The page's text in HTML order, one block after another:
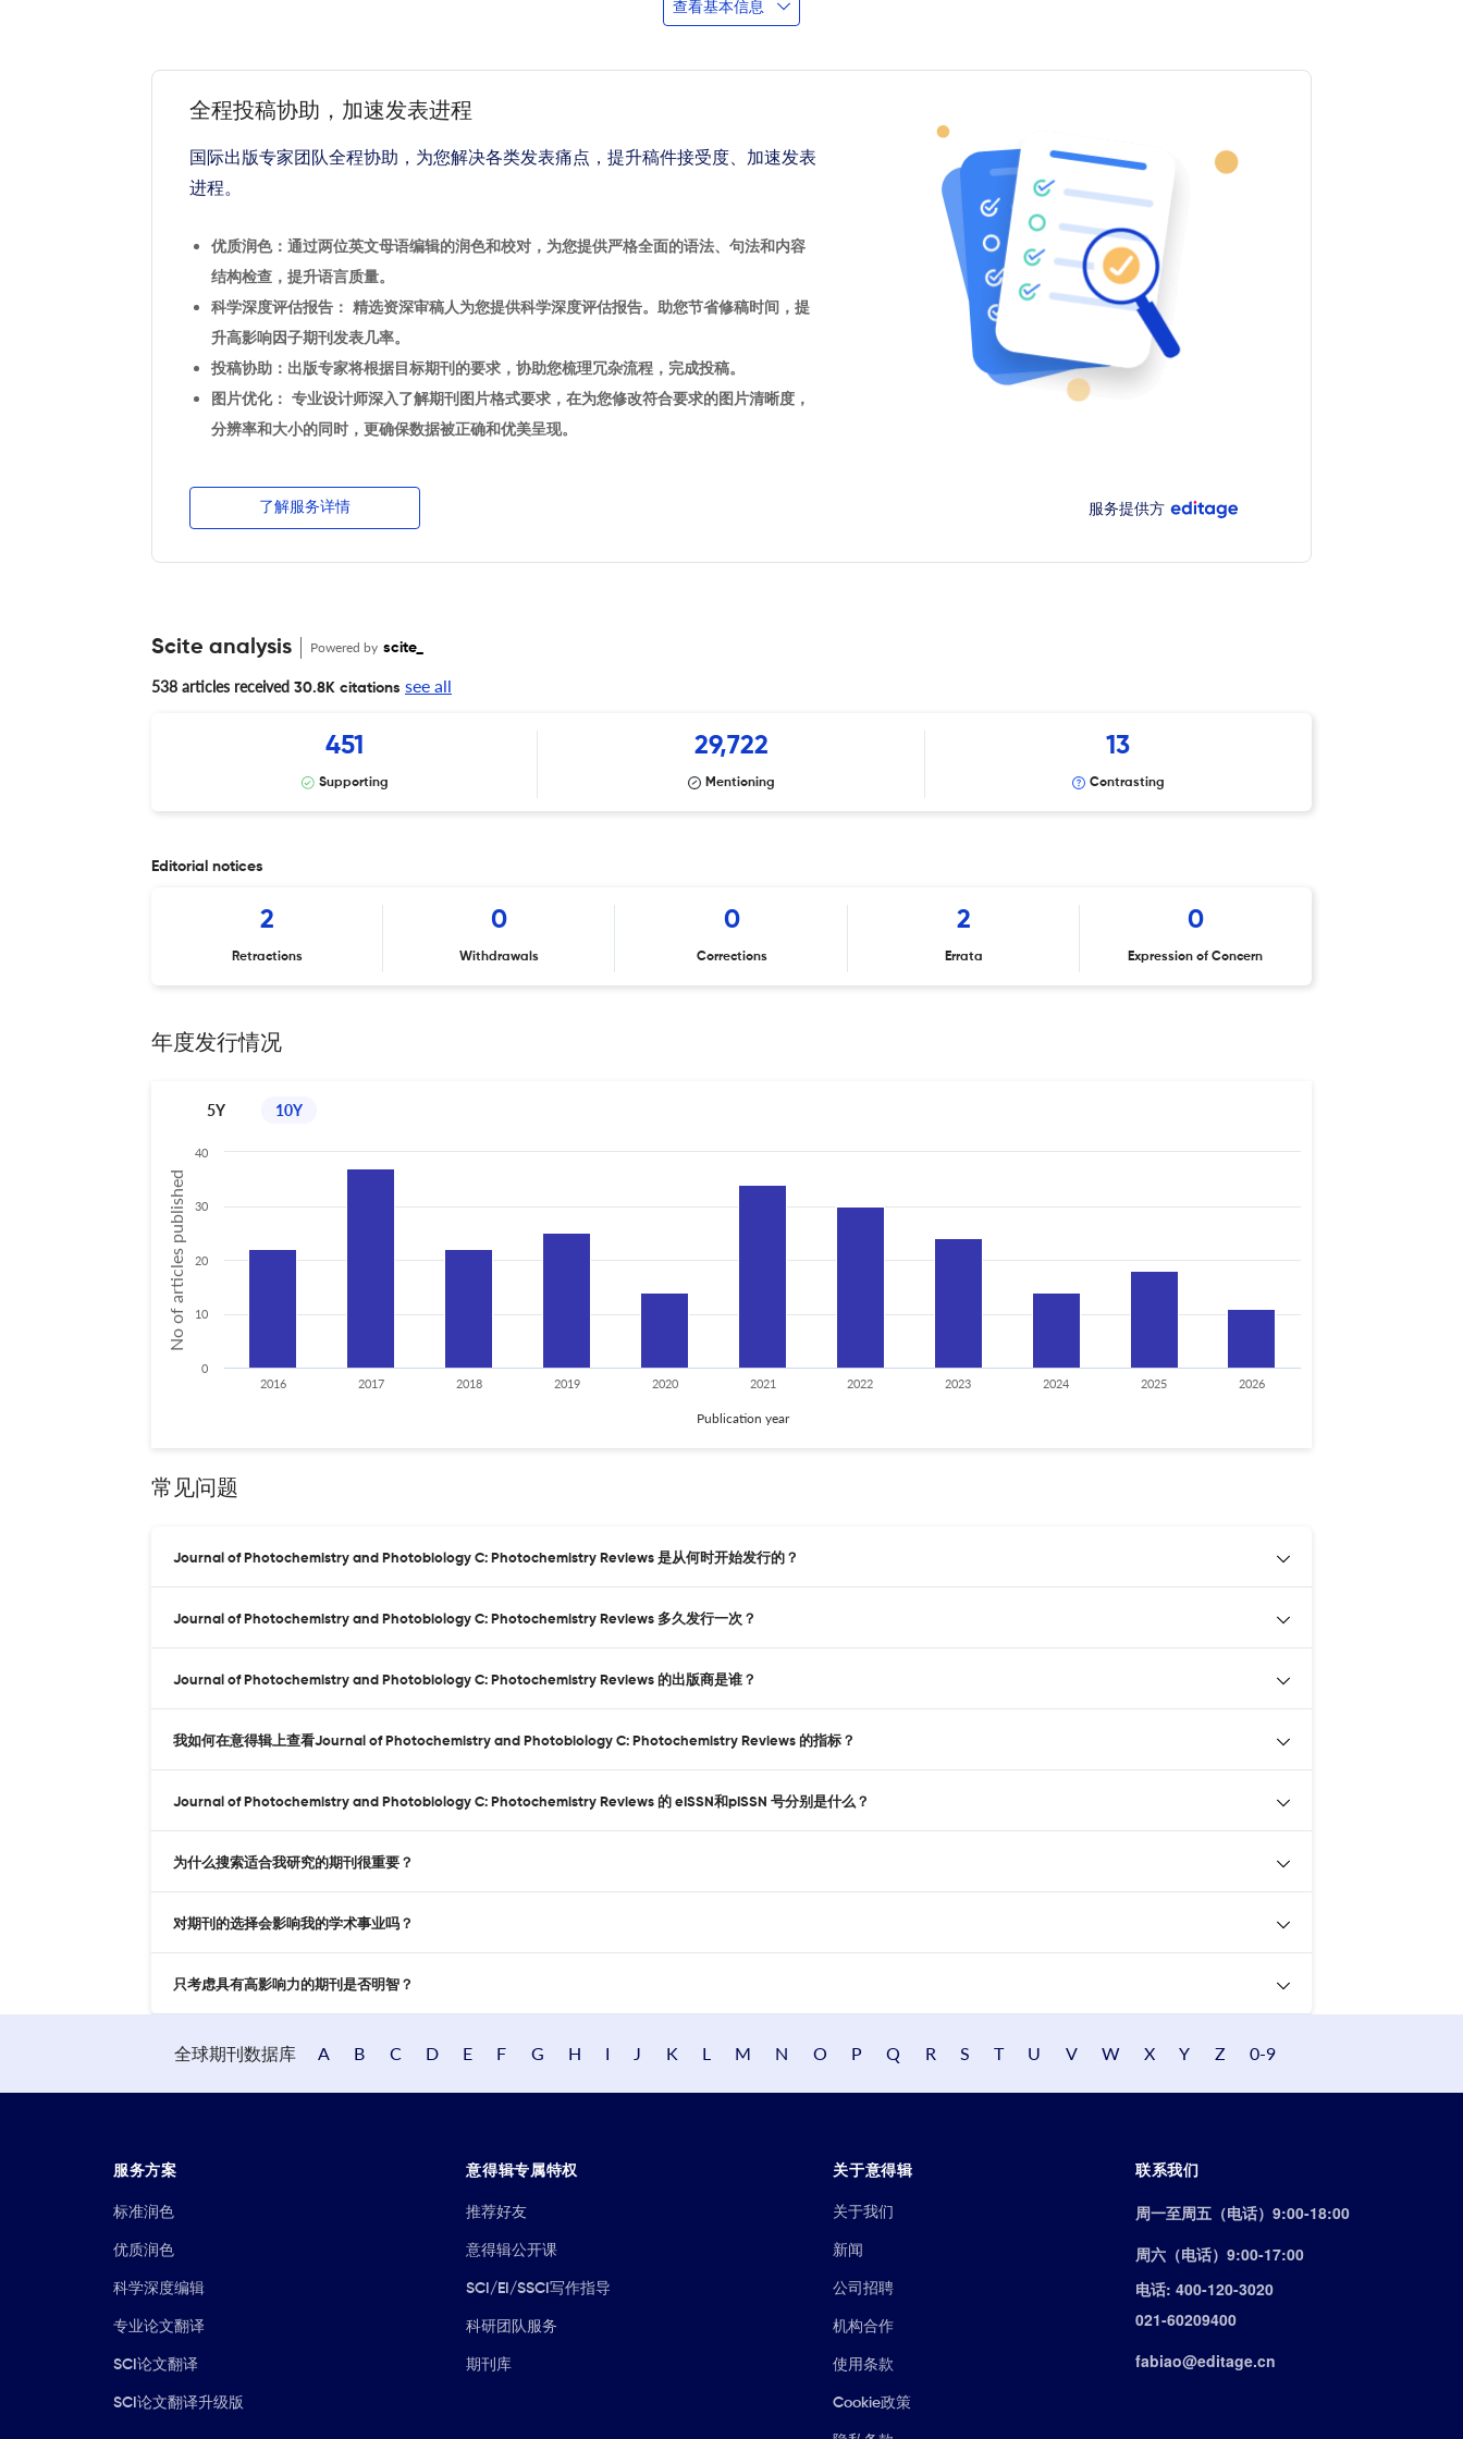
查看基本信息
全程投稿协助，加速发表进程
国际出版专家团队全程协助，为您解决各类发表痛点，提升稿件接受度、加速发表
进程。
优质润色：通过两位英文母语编辑的润色和校对，为您提供严格全面的语法、句法和内容
结构检查，提升语言质量。
科学深度评估报告： 精选资深审稿人为您提供科学深度评估报告。助您节省修稿时间，提
升高影响因子期刊发表几率。
投稿协助：出版专家将根据目标期刊的要求，协助您梳理冗杂流程，完成投稿。
图片优化： 专业设计师深入了解期刊图片格式要求，在为您修改符合要求的图片清晰度，
分辨率和大小的同时，更确保数据被正确和优美呈现。
了解服务详情 服务提供方
Scite analysis Powered by scite_
538 articles received 30.8K citations see all
451
Supporting
29,722
Mentioning
13
Contrasting
Editorial notices
2
Retractions
0
Withdrawals
0
Corrections
2
Errata
0
Expression of Concern
年度发行情况
5Y 10Y
No of articles published
Publication year
2016 2017 2018 2019 2020 2021 2022 2023 2024 2025 2026
0
10
20
30
40
常见问题
Journal of Photochemistry and Photobiology C: Photochemistry Reviews 是从何时开始发行的？
Journal of Photochemistry and Photobiology C: Photochemistry Reviews 多久发行一次？
Journal of Photochemistry and Photobiology C: Photochemistry Reviews 的出版商是谁？
我如何在意得辑上查看Journal of Photochemistry and Photobiology C: Photochemistry Reviews 的指标？
Journal of Photochemistry and Photobiology C: Photochemistry Reviews 的 eISSN和pISSN 号分别是什么？
为什么搜索适合我研究的期刊很重要？
对期刊的选择会影响我的学术事业吗？
只考虑具有高影响力的期刊是否明智？
全球期刊数据库 A B C D E F G H I J K L M N O P Q R S T U V W X Y Z 0-9